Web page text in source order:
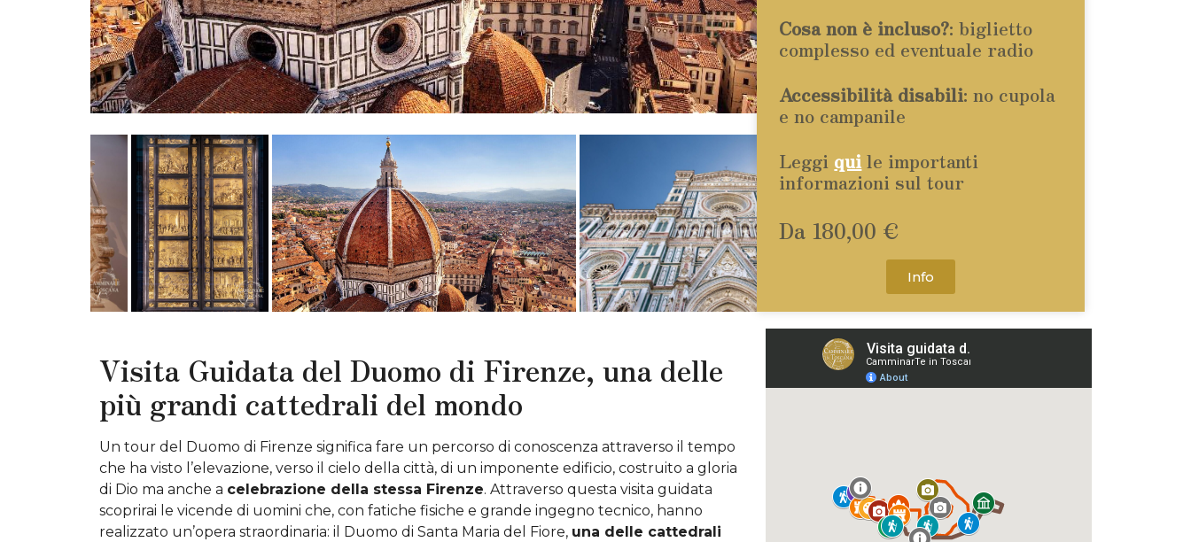
Cosa non è incluso?: biglietto
complesso ed eventuale radio
Accessibilità disabili: no cupola
e no campanile
Leggi qui le importanti
informazioni sul tour
Da 180,00 €
Info
Visita Guidata del Duomo di Firenze, una delle
più grandi cattedrali del mondo
Un tour del
Duomo di Firenze significa fare un percorso di conoscenza attraverso il tempo
che ha visto l’elevazione, verso il cielo della città, di un imponente edificio, costruito a gloria
di Dio ma anche a celebrazione della stessa Firenze. Attraverso questa visita guidata
scoprirai le vicende di uomini che, con fatiche fisiche e grande ingegno tecnico, hanno
realizzato un’opera straordinaria: il Duomo di Santa Maria del Fiore, una delle cattedrali